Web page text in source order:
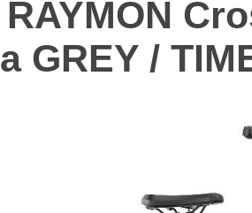
RAYMON
GREY /